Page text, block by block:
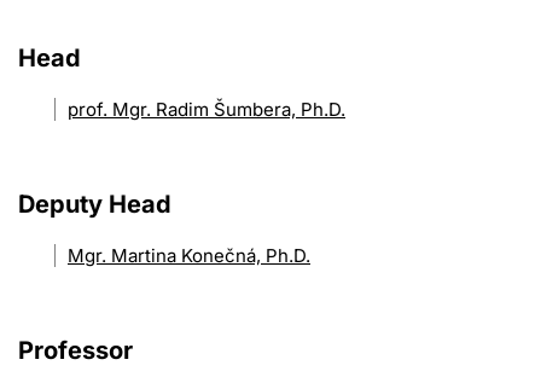
Head
prof. Mgr. Radim Šumbera, Ph.D.
Deputy Head
Mgr. Martina Konečná, Ph.D.
Professor